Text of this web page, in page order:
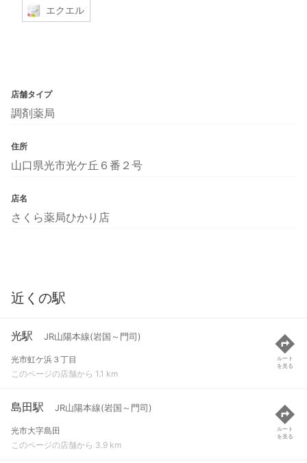
エクエル
店舗タイプ
調剤薬局
住所
山口県光市光ケ丘６番２号
店名
さくら薬局ひかり店
近くの駅
光駅 JR山陽本線(岩国～門司)
光市虹ケ浜３丁目
このページの店舗から 1.1 km
ルート
を見る
島田駅 JR山陽本線(岩国～門司)
光市大字島田
このページの店舗から 3.9 km
ルート
を見る